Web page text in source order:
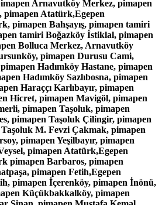
Arnavutköy Merkez, pimapen
pimapen Atatürk,Egepen
pimapen Bahşayış, pimapen tamiri
tamiri Boğazköy İstiklal, pimapen
Bolluca Merkez, Arnavutköy
pimapen Durusu Cami,
Hadımköy Hastane, pimapen
Hadımköy Sazlıbosna, pimapen
Haraççı Karlıbayır, pimapen
Hicret, pimapen Mavigöl, pimapen
pimapen Taşoluk, pimapen
pimapen Taşoluk Çilingir, pimapen
M. Fevzi Çakmak, pimapen
pimapen Yeşilbayır, pimapen
pimapen Atatürk,Egepen
pimapen Barbaros, pimapen
pimapen Fetih,Egepen
pimapen İçerenköy, pimapen İnönü,
Küçükbakkalköy, pimapen